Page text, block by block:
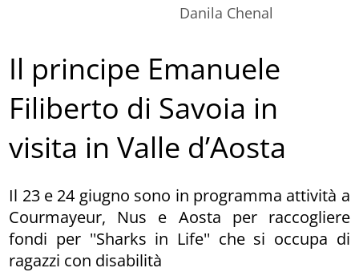
Danila Chenal
Il principe Emanuele
Filiberto di Savoia in
visita in Valle d’Aosta
Il 23 e 24 giugno sono in programma attività a
Courmayeur, Nus e Aosta per raccogliere
fondi per ''Sharks in Life'' che si occupa di
ragazzi con disabilità